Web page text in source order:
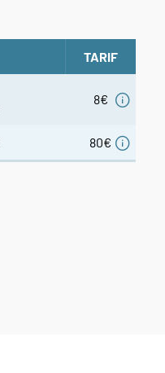
TARIF
8€
80€